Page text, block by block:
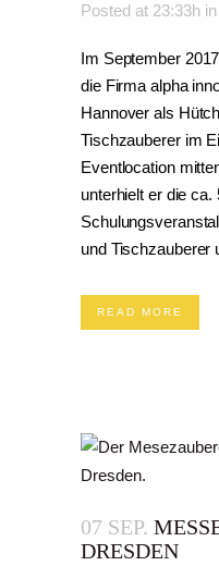
Posted at 23:33h in
Im September
die Firma alpha
Hannover als
Tischzauberer im
Eventlocation
unterhielt er die ca.
und Tischzauberer
READ MORE
07 SEP.
DRESDEN